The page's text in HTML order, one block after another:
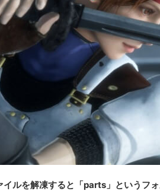
イルを解凍すると「parts」というフ